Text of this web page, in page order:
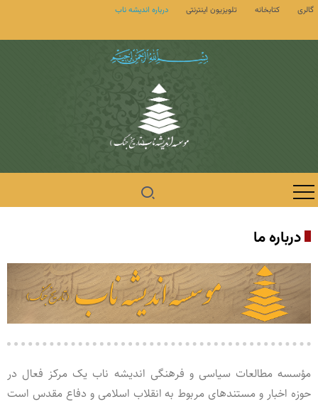
گالری کتابخانه تلویزیون اینترنتی درباره اندیشه ناب
درباره ما
مؤسسه مطالعات سیاسی و فرهنگی اندیشه ناب یک مرکز فعال در
حوزه اخبار و مستند‌های مربوط به انقلاب اسلامی و دفاع مقدس است